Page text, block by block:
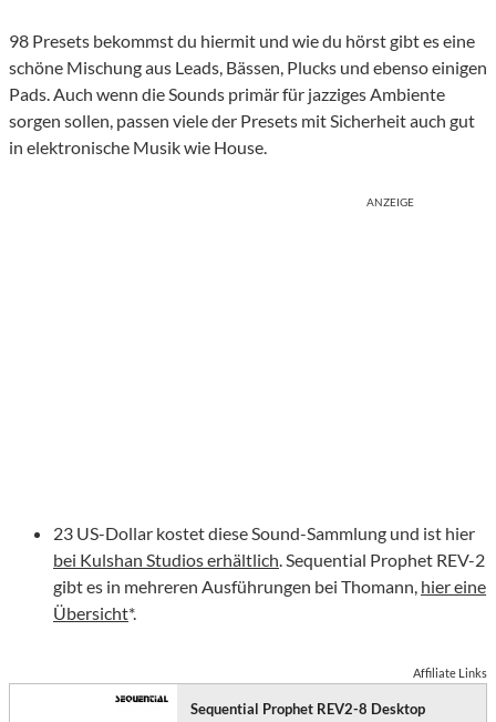
98 Presets bekommst du hiermit und wie du hörst gibt es eine
schöne Mischung aus Leads, Bässen, Plucks und ebenso einigen
Pads. Auch wenn die Sounds primär für jazziges Ambiente
sorgen sollen, passen viele der Presets mit Sicherheit auch gut
in elektronische Musik wie House.
ANZEIGE
23 US-Dollar kostet diese Sound-Sammlung und ist hier
bei Kulshan Studios erhältlich. Sequential Prophet REV-2
gibt es in mehreren Ausführungen bei Thomann, hier eine
Übersicht*.
Affiliate Links
Sequential Prophet REV2-8 Desktop